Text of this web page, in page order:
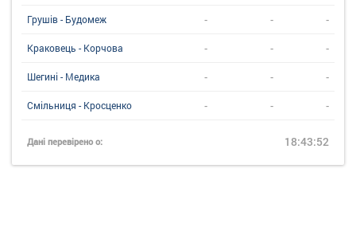
Грушів - Будомеж - - -
Краковець - Корчова - - -
Шегині - Медика - - -
Смільниця - Кросценко - - -
Дані перевірено о: 18:43:52